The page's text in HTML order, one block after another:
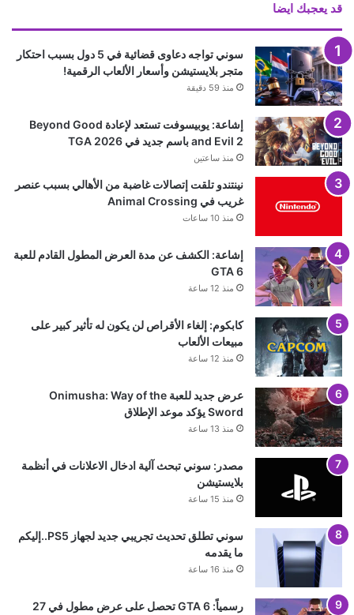
قد يعجبك ايضا
سوني تواجه دعاوى قضائية في 5 دول بسبب احتكار
متجر بلايستيشن وأسعار الألعاب الرقمية!
منذ 59 دقيقة
إشاعة: يوبيسوفت تستعد لإعادة Beyond Good
and Evil 2 باسم جديد في TGA 2026
منذ ساعتين
نينتندو تلقت إتصالات غاضبة من الأهالي بسبب عنصر
غريب في Animal Crossing
منذ 10 ساعات
إشاعة: الكشف عن مدة العرض المطول القادم للعبة
GTA 6
منذ 12 ساعة
كابكوم: إلغاء الأقراص لن يكون له تأثير كبير على
مبيعات الألعاب
منذ 12 ساعة
عرض جديد للعبة Onimusha: Way of the
Sword يؤكد موعد الإطلاق
منذ 13 ساعة
مصدر: سوني تبحث آلية ادخال الاعلانات في أنظمة
بلايستيشن
منذ 15 ساعة
سوني تطلق تحديث تجريبي جديد لجهاز PS5..إليكم
ما يقدمه
منذ 16 ساعة
رسمياً: GTA 6 تحصل على عرض مطول في 27